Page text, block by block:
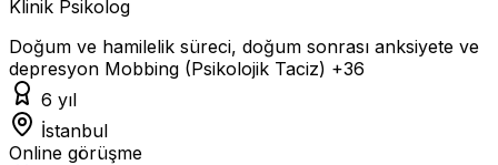
Klinik Psikolog
Doğum ve hamilelik süreci, doğum sonrası anksiyete ve
depresyon Mobbing (Psikolojik Taciz) +36
6 yıl
İstanbul
Online görüşme